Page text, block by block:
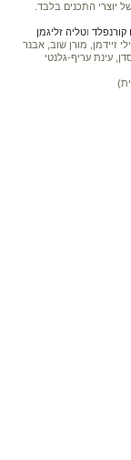
יוצרי התכנים בלבד.
וטליה זליגמן
זיידמן, מורן שוב, אבנר
עינת עריף-גלנטי